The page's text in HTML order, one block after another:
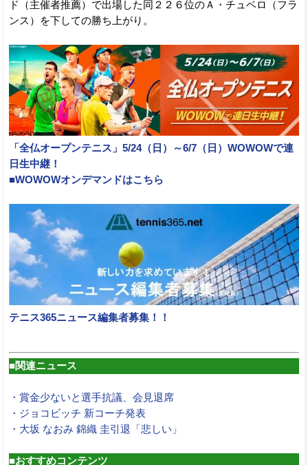
ド（主催者推薦）で出場した同２２６位のＡ・チュベロ（フラ
ンス）を下しての勝ち上がり。
「全仏オープンテニス」5/24（日）～6/7（日）WOWOWで連
日生中継！
■WOWOWオンデマンドはこちら
テニス365ニュース編集者募集！！
■関連ニュース
・賞金少ないと選手抗議、会見退席
・ジョコビッチ 新コーチ発表
・大坂 なおみ 錦織 圭引退「悲しい」
■おすすめコンテンツ